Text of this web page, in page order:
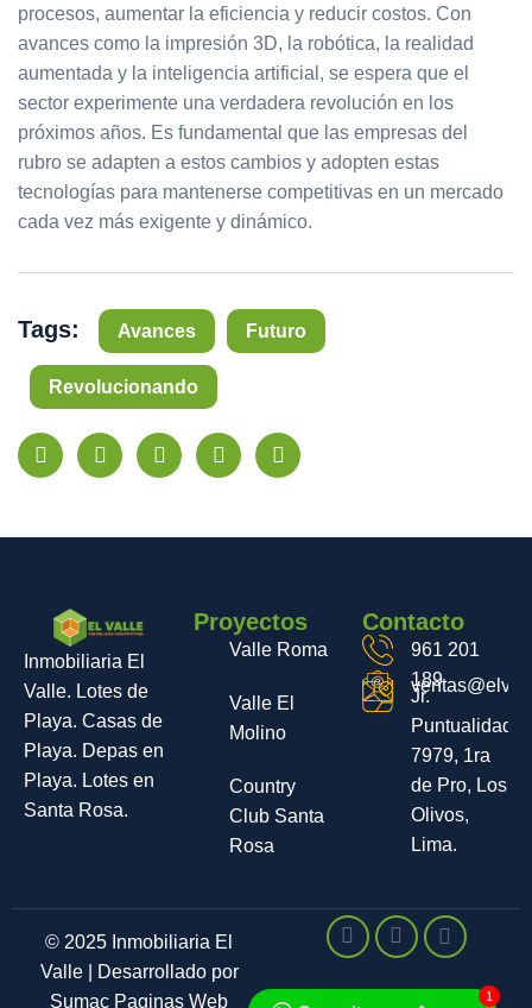
procesos, aumentar la eficiencia y reducir costos. Con
avances como la impresión 3D, la robótica, la realidad
aumentada y la inteligencia artificial, se espera que el
sector experimente una verdadera revolución en los
próximos años. Es fundamental que las empresas del
rubro se adapten a estos cambios y adopten estas
tecnologías para mantenerse competitivas en un mercado
cada vez más exigente y dinámico.
Tags: Avances Futuro
Revolucionando
Inmobiliaria El
Valle. Lotes de
Playa. Casas de
Playa. Depas en
Playa. Lotes en
Santa Rosa.
Proyectos
Valle Roma
Valle El
Molino
Country
Club Santa
Rosa
Contacto
961 201
189
Jr.
Puntualidad
7979, 1ra
de Pro, Los
Olivos,
Lima.
© 2025 Inmobiliaria El
Valle | Desarrollado por
Sumac Paginas Web
1